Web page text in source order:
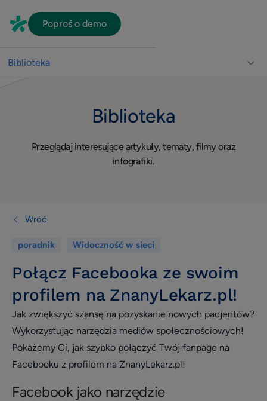
Poproś o demo
Biblioteka
Przeglądaj interesujące artykuły, tematy, filmy oraz
infografiki.
Biblioteka
Usprawnienie pracy gabinetu
Wizerunek
Dla lekarza
Opieka klienta
Wywiad
patient experience
wizerunek i opinie
Zarządzanie placówką medyczną
Zmniejszenie nieobecności i odwołań
Wróć
poradnik Widoczność w sieci
Połącz Facebooka ze swoim
profilem na ZnanyLekarz.pl!
Jak zwiększyć szansę na pozyskanie nowych pacjentów?
Wykorzystując narzędzia mediów społecznościowych!
Pokażemy Ci, jak szybko połączyć Twój fanpage na
Facebooku z profilem na ZnanyLekarz.pl!
Facebook jako narzędzie